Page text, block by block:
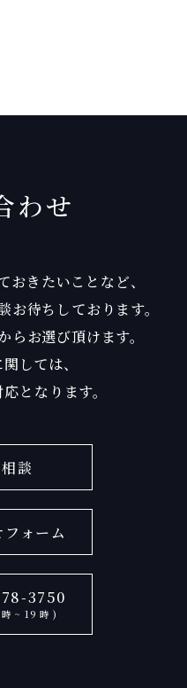
わせ
おきたいことなど、
待ちしております。
お選び頂けます。
しては、
となります。
談
ォーム
3750
~ 19 時 )